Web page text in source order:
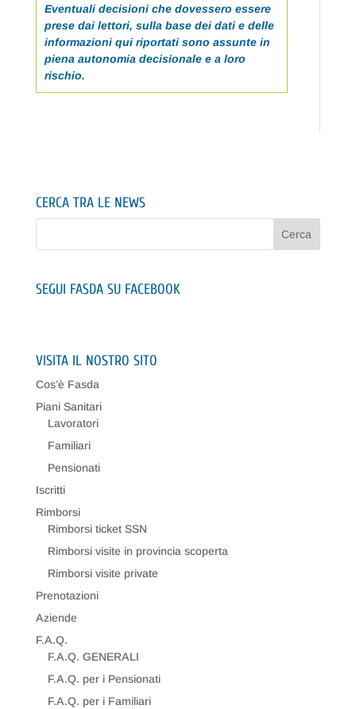
Eventuali decisioni che dovessero essere
prese dai lettori, sulla base dei dati e delle
informazioni qui riportati sono assunte in
piena autonomia decisionale e a loro
rischio.
CERCA TRA LE NEWS
SEGUI FASDA SU FACEBOOK
VISITA IL NOSTRO SITO
Cos’è Fasda
Piani Sanitari
Lavoratori
Familiari
Pensionati
Iscritti
Rimborsi
Rimborsi ticket SSN
Rimborsi visite in provincia scoperta
Rimborsi visite private
Prenotazioni
Aziende
F.A.Q.
F.A.Q. GENERALI
F.A.Q. per i Pensionati
F.A.Q. per i Familiari